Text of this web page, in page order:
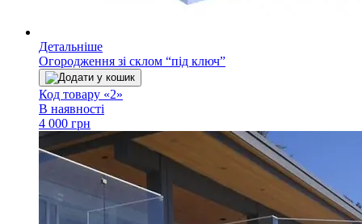
Детальніше
Огородження зі склом “під ключ”
Додати у кошик
Код товару «2»
В наявності
4 000 грн